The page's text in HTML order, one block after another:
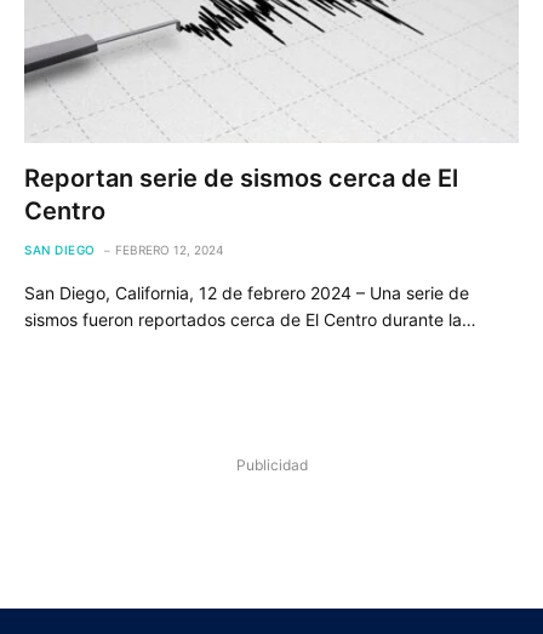
Reportan serie de sismos cerca de El
Centro
SAN DIEGO FEBRERO 12, 2024
San Diego, California, 12 de febrero 2024 – Una serie de
sismos fueron reportados cerca de El Centro durante la…
Publicidad